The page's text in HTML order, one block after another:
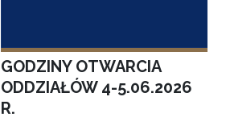
GODZINY OTWARCIA
ODDZIAŁÓW 4-5.06.2026
R.